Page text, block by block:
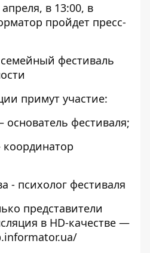
в 13:00, в
пройдет пресс-
фестиваль
примут участие:
фестиваля;
- психолог фестиваля
представители
в HD-качестве —